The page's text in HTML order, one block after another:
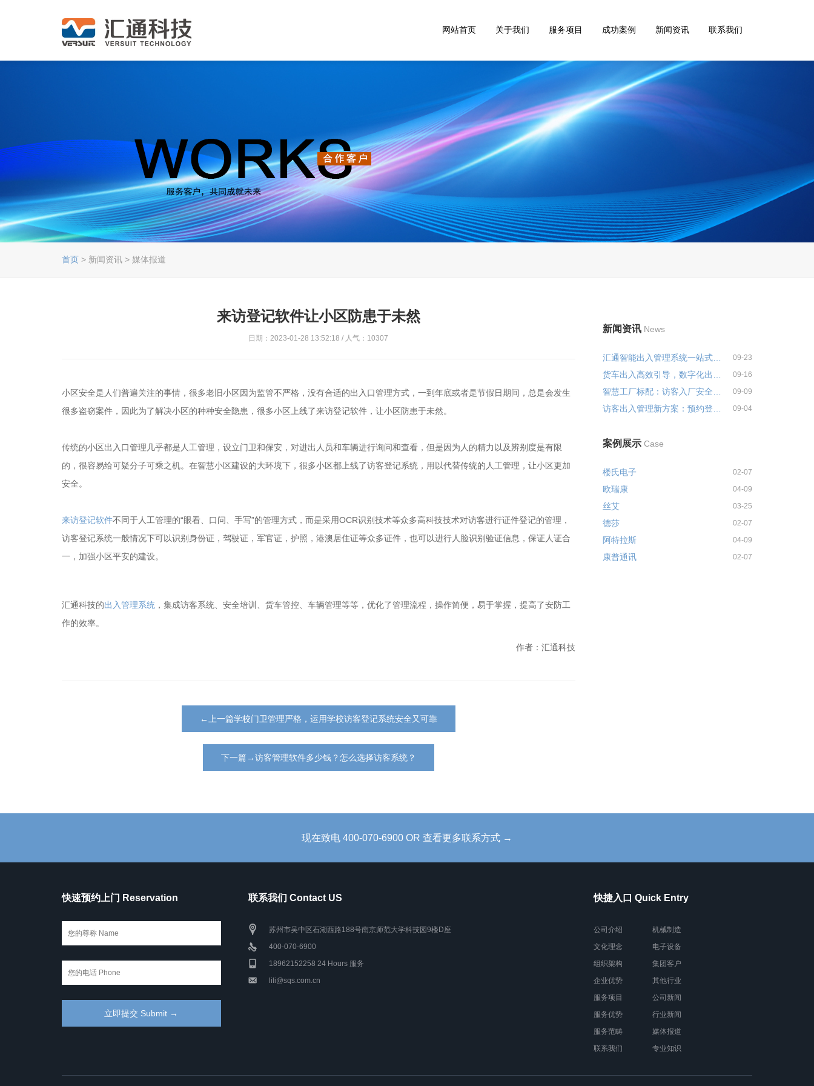
网站首页 关于我们 服务项目 成功案例 新闻资讯 联系我们
首页 > 新闻资讯 > 媒体报道
来访登记软件让小区防患于未然
日期：2023-01-28 13:52:18 / 人气：10307
小区安全是人们普遍关注的事情，很多老旧小区因为监管不严格，没有合适的出入口管理方式，一到年底或者是节假日期间，总是会发生
很多盗窃案件，因此为了解决小区的种种安全隐患，很多小区上线了来访登记软件，让小区防患于未然。
传统的小区出入口管理几乎都是人工管理，设立门卫和保安，对进出人员和车辆进行询问和查看，但是因为人的精力以及辨别度是有限
的，很容易给可疑分子可乘之机。在智慧小区建设的大环境下，很多小区都上线了访客登记系统，用以代替传统的人工管理，让小区更加
安全。
来访登记软件不同于人工管理的“眼看、口问、手写”的管理方式，而是采用OCR识别技术等众多高科技技术对访客进行证件登记的管理，
访客登记系统一般情况下可以识别身份证，驾驶证，军官证，护照，港澳居住证等众多证件，也可以进行人脸识别验证信息，保证人证合
一，加强小区平安的建设。
汇通科技的出入管理系统 ，集成访客系统 、安全培训、货车管控、车辆管理等等，优化了管理流程，操作简便，易于掌握，提高了安防工
作的效率。
作者：汇通科技
←上一篇学校门卫管理严格，运用学校访客登记系统安全又可靠
下一篇→访客管理软件多少钱？怎么选择访客系统？
新闻资讯 News
汇通智能出入管理系统一站式解决... 09-23
09-16
09-09
09-04
案例展示 Case
楼氏电子 02-07
欧瑞康 04-09
丝艾 03-25
德莎 02-07
阿特拉斯 04-09
康普通讯 02-07
现在致电 400-070-6900 OR 查看更多联系方式 →
快速预约上门 Reservation 联系我们 Contact US
苏州市吴中区石湖西路188号南京师范大学科技园9楼D座
400-070-6900
18962152258 24 Hours 服务
lili@sqs.com.cn
快捷入口 Quick Entry
公司介绍
文化理念
组织架构
企业优势
服务项目
服务优势
服务范畴
联系我们
机械制造
电子设备
集团客户
其他行业
公司新闻
行业新闻
媒体报道
专业知识